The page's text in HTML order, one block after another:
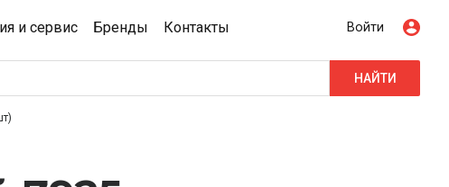
и сервис Бренды Контакты Войти
НАЙТИ